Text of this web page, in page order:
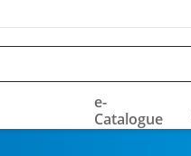
e-
Catalogue